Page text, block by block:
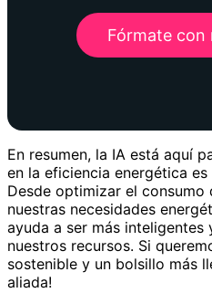
Fórmate con
En resumen, la IA está aquí
en la eficiencia energética
Desde optimizar el
nuestras necesidades
ayuda a ser más inteligentes
nuestros recursos. Si
sostenible y un bolsillo más
aliada!